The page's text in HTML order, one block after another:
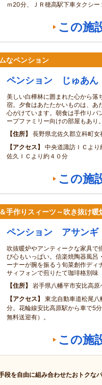
ｍ20分、ＪＲ穂高駅下車タクシー
この施
なペンション
ペンション じゅあん
美しい白樺林に囲まれた心から落
宿。夕食はあたたかいものは、あ
心がけています。朝食は手作りパ
ープファミリー向けの部屋もあり
住所
長野県北佐久郡立科町
アクセス
中央道諏訪ＩＣよ
佐久ＩＣより約４０分
この施
手作りスィーツ～吹き抜け暖
ペンション アサンギ
吹抜暖炉やアンティークな家具で
び心もいっぱい。信楽焼陶器風呂
ーナーが腕を振るう旬菜創作ディ
サィフォンで煎りたて珈琲格別味
住所
岩手県八幡平市安比高
アクセス
東北自動車道松尾
分。花輪線安比高原駅から車で5
無料送迎有）。
この施
段を自由に組み合わせたおトクな